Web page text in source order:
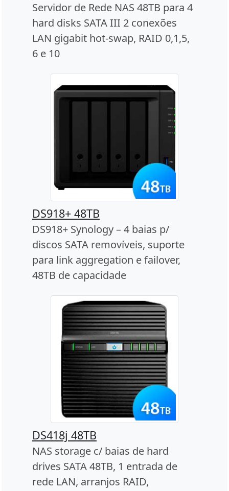
Servidor de Rede NAS 48TB para 4
hard disks SATA III 2 conexões
LAN gigabit hot-swap, RAID 0,1,5,
6 e 10
DS918+ 48TB
DS918+ Synology – 4 baias p/
discos SATA removíveis, suporte
para link aggregation e failover,
48TB de capacidade
DS418j 48TB
NAS storage c/ baias de hard
drives SATA 48TB, 1 entrada de
rede LAN, arranjos RAID,